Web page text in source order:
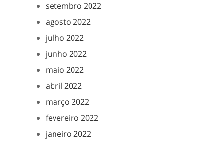
setembro 2022
agosto 2022
julho 2022
junho 2022
maio 2022
abril 2022
março 2022
fevereiro 2022
janeiro 2022